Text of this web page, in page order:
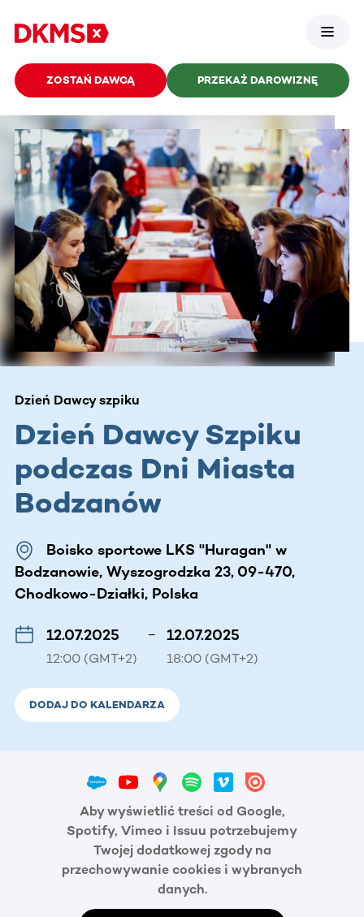
ZOSTAŃ DAWCĄ PRZEKAŻ DAROWIZNĘ
Dzień Dawcy szpiku
Dzień Dawcy Szpiku
podczas Dni Miasta
Bodzanów
Boisko sportowe LKS "Huragan" w
Bodzanowie, Wyszogrodzka 23, 09-470,
Chodkowo-Działki, Polska
12.07.2025
12:00 (GMT+2)
– 12.07.2025
18:00 (GMT+2)
DODAJ DO KALENDARZA
Aby wyświetlić treści od Google,
Spotify, Vimeo i Issuu potrzebujemy
Twojej dodatkowej zgody na
przechowywanie cookies i wybranych
danych.